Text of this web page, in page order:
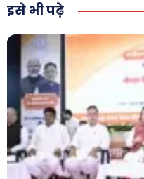
About Us
इसे भी पढ़े